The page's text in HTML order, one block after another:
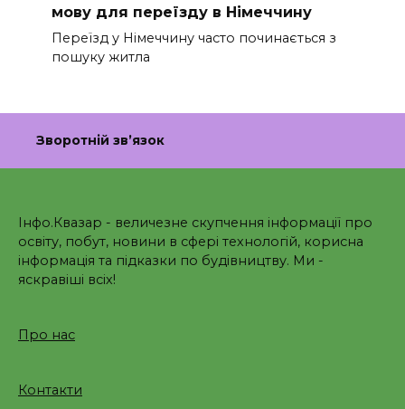
мову для переїзду в Німеччину
Переїзд у Німеччину часто починається з
пошуку житла
Зворотній зв’язок
Інфо.Квазар - величезне скупчення інформації про
освіту, побут, новини в сфері технологій, корисна
інформація та підказки по будівництву. Ми -
яскравіші всіх!
Про нас
Контакти